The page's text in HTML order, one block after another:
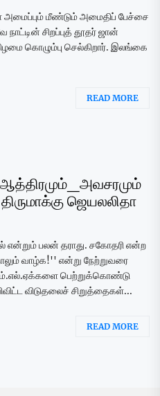
அமைப்பும் மீண்டும் அமைதிப் பேச்சை
நாட்டின் சிறப்புத் தூதர் ஜான்
கொழும்பு செல்கிறார். இலங்கை
READ MORE
ஆத்திரமும்_அவசரமும்
ஜெயலலிதா
என்றும் பலன் தராது. சகோதரி என்ற
வாழ்க!'' என்று நேற்றுவரை
எம்.எல்.ஏக்களை பெற்றுக்கொண்டு
விடுதலைச் சிறுத்தைகள்...
READ MORE